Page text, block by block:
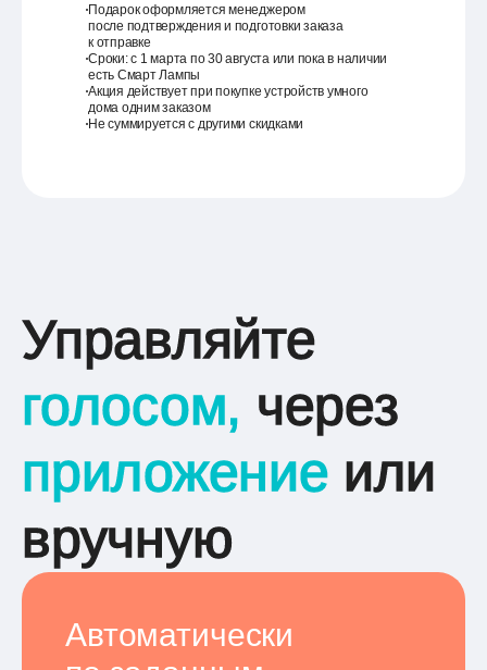
Подарок оформляется менеджером
после подтверждения и подготовки заказа
к отправке
Сроки: с 1 марта по 30 августа или пока в наличии
есть Смарт Лампы
Акция действует при покупке устройств умного
дома одним заказом
Не суммируется с другими скидками
Управляйте
голосом, через
приложение или
вручную
Автоматически